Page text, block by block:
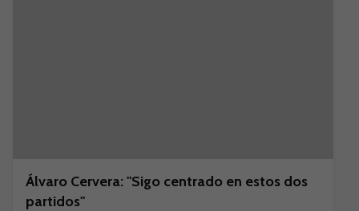
Álvaro Cervera: "Sigo centrado en estos dos
partidos"